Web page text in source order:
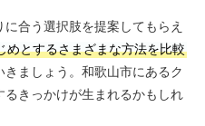
合う選択肢を提案してもらえ
めとするさまざまな方法を比較
ましょう。和歌山市にあるク
るきっかけが生まれるかもしれ